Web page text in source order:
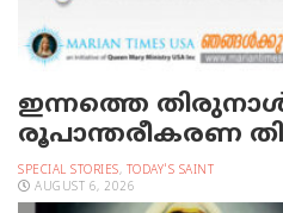
ഇന്നത്തെ
രൂപാന്തരീകരണ
SPECIAL STORIES, TODAY'S SAINT
AUGUST 6, 2026